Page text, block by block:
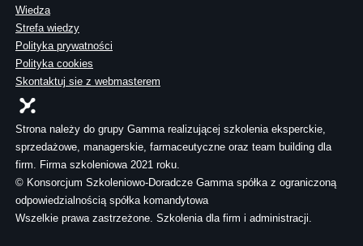
Wiedza
Strefa wiedzy
Polityka prywatności
Polityka cookies
Skontaktuj sie z webmasterem
Strona należy do grupy Gamma realizującej szkolenia eksperckie,
sprzedażowe, managerskie, farmaceutyczne oraz team building dla
firm. Firma szkoleniowa 2021 roku.
© Konsorcjum Szkoleniowo-Doradcze Gamma spółka z ograniczoną
odpowiedzialnością spółka komandytowa
Wszelkie prawa zastrzeżone. Szkolenia dla firm i administracji.